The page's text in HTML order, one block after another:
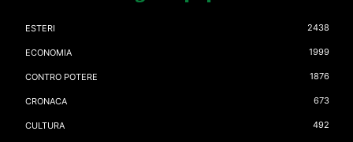
ESTERI 2438
ECONOMIA 1999
CONTRO POTERE 1876
CRONACA 673
CULTURA 492